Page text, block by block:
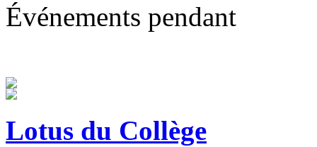
Événements pendant
Lotus du Collège